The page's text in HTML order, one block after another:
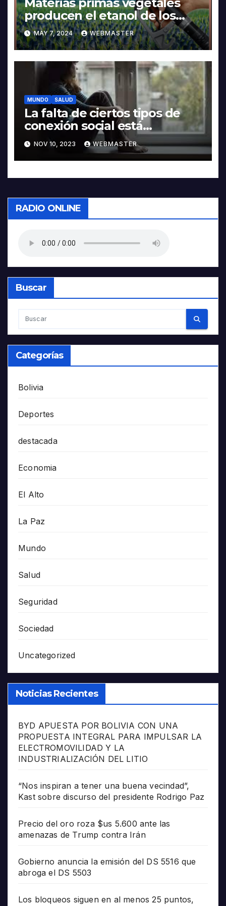
producen el etanol de los
autos Flex
MAY 7, 2024 WEBMASTER
MUNDO SALUD
La falta de ciertos tipos de
conexión social está
relacionada con un mayor
riesgo de morir
prematuramente, encuentra
un estudio
NOV 10, 2023 WEBMASTER
RADIO ONLINE
Buscar
Categorías
Bolivia
Deportes
destacada
Economia
El Alto
La Paz
Mundo
Salud
Seguridad
Sociedad
Uncategorized
Noticias Recientes
BYD APUESTA POR BOLIVIA CON UNA
PROPUESTA INTEGRAL PARA IMPULSAR LA
ELECTROMOVILIDAD Y LA
INDUSTRIALIZACIÓN DEL LITIO
“Nos inspiran a tener una buena vecindad”,
Kast sobre discurso del presidente Rodrigo Paz
Precio del oro roza $us 5.600 ante las
amenazas de Trump contra Irán
Gobierno anuncia la emisión del DS 5516 que
abroga el DS 5503
Los bloqueos siguen en al menos 25 puntos,